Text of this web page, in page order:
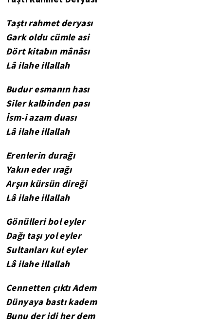
Taştı rahmet deryası
Gark oldu cümle asi
Dört kitabın mânâsı
Lâ ilahe illallah
Budur esmanın hası
Siler kalbinden pası
İsm-i azam duası
Lâ ilahe illallah
Erenlerin durağı
Yakın eder ırağı
Arşın kürsün direği
Lâ ilahe illallah
Gönülleri bol eyler
Dağı taşı yol eyler
Sultanları kul eyler
Lâ ilahe illallah
Cennetten çıktı Adem
Dünyaya bastı kadem
Bunu der idi her dem